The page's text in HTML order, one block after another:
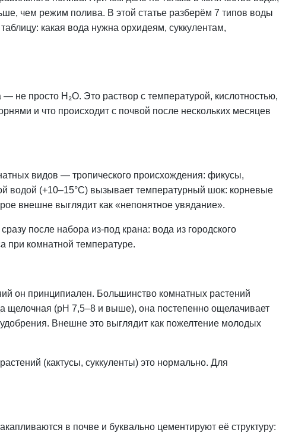
чем режим полива. В этой статье разберём 7 типов воды
какая вода нужна орхидеям, суккулентам,
просто H₂O. Это раствор с температурой, кислотностью,
и что происходит с почвой после нескольких месяцев
видов — тропического происхождения: фикусы,
водой (+10–15°C) вызывает температурный шок: корневые
внешне выглядит как «непонятное увядание».
после набора из-под крана: вода из городского
при комнатной температуре.
он принципиален. Большинство комнатных растений
щелочная (pH 7,5–8 и выше), она постепенно ощелачивает
Внешне это выглядит как пожелтение молодых
(кактусы, суккуленты) это нормально. Для
в почве и буквально цементируют её структуру: